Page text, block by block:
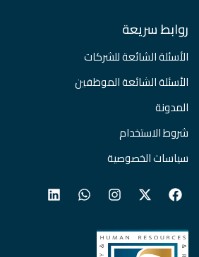
روابط سريعة
الأسئلة الشائعة للشركات
الأسئلة الشائعة الموظفين
المدونة
شروط الاستخدام
سياسات الخصوصية